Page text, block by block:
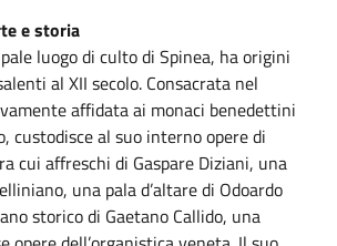
e storia
luogo di culto di Spinea, ha origini
al XII secolo. Consacrata nel
affidata ai monaci benedettini
custodisce al suo interno opere di
cui affreschi di Gaspare Diziani, una
una pala d’altare di Odoardo
storico di Gaetano Callido, una